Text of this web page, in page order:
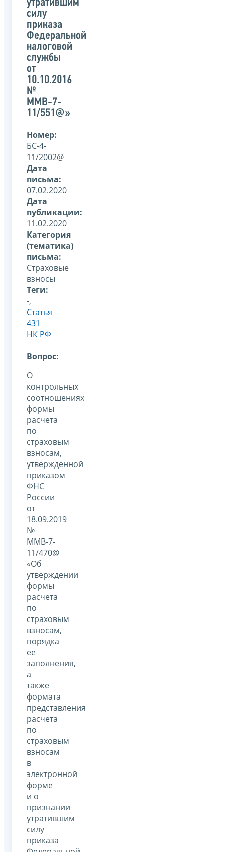
утратившим
силу
приказа
Федеральной
налоговой
службы
от
10.10.2016
№
ММВ-7-
11/551@»
Номер:
БС-4-
11/2002@
Дата
письма:
07.02.2020
Дата
публикации:
11.02.2020
Категория
(тематика)
письма:
Страховые
взносы
Теги:
-,
Статья
431
НК РФ
Вопрос:
О
контрольных
соотношениях
формы
расчета
по
страховым
взносам,
утвержденной
приказом
ФНС
России
от
18.09.2019
№
ММВ-7-
11/470@
«Об
утверждении
формы
расчета
по
страховым
взносам,
порядка
ее
заполнения,
а
также
формата
представления
расчета
по
страховым
взносам
в
электронной
форме
и о
признании
утратившим
силу
приказа